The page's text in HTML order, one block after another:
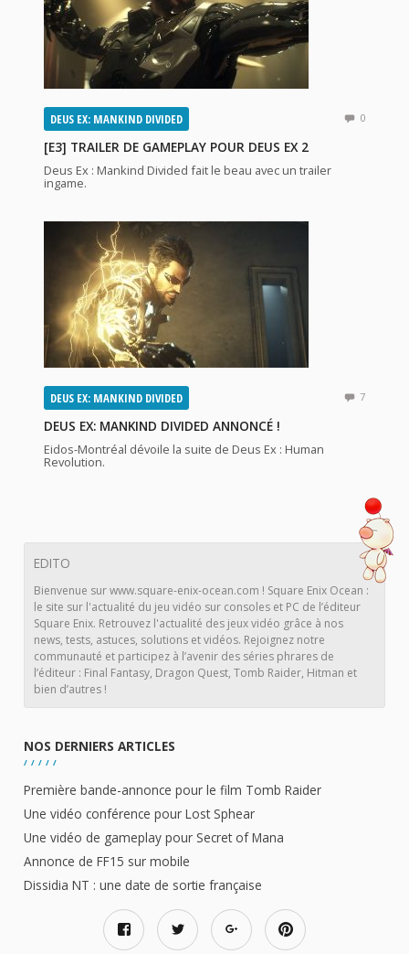
DEUS EX: MANKIND DIVIDED 0
[E3] TRAILER DE GAMEPLAY POUR DEUS EX 2
Deus Ex : Mankind Divided fait le beau avec un trailer
ingame.
DEUS EX: MANKIND DIVIDED 7
DEUS EX: MANKIND DIVIDED ANNONCÉ !
Eidos-Montréal dévoile la suite de Deus Ex : Human
Revolution.
EDITO
Bienvenue sur www.square-enix-ocean.com ! Square Enix Ocean :
le site sur l'actualité du jeu vidéo sur consoles et PC de l’éditeur
Square Enix. Retrouvez l'actualité des jeux vidéo grâce à nos
news, tests, astuces, solutions et vidéos. Rejoignez notre
communauté et participez à l’avenir des séries phrares de
l’éditeur : Final Fantasy, Dragon Quest, Tomb Raider, Hitman et
bien d’autres !
NOS DERNIERS ARTICLES
Première bande-annonce pour le film Tomb Raider
Une vidéo conférence pour Lost Sphear
Une vidéo de gameplay pour Secret of Mana
Annonce de FF15 sur mobile
Dissidia NT : une date de sortie française